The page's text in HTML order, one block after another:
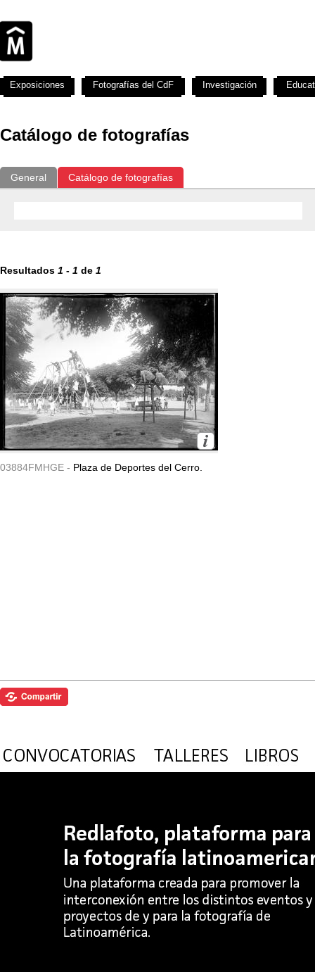
Catálogo de fotografías
General Catálogo de fotografías
Resultados 1 - 1 de 1
03884FMHGE - Plaza de Deportes del Cerro.
Exposiciones Fotografías del CdF Investigación